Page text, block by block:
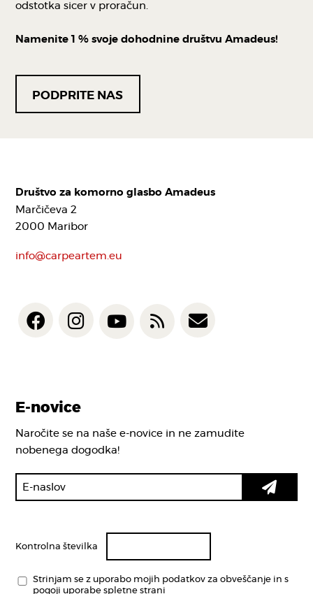
odstotka sicer v proračun.
Namenite 1 % svoje dohodnine društvu Amadeus!
PODPRITE NAS
Društvo za komorno glasbo Amadeus
Marčičeva 2
2000 Maribor
info@carpeartem.eu
E-novice
Naročite se na naše e-novice in ne zamudite
nobenega dogodka!
Kontrolna številka
Strinjam se z uporabo mojih podatkov za obveščanje in s
pogoji uporabe spletne strani